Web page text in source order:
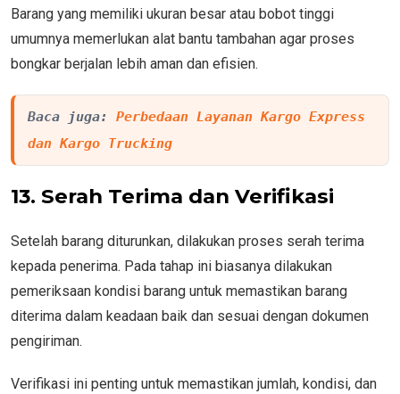
Barang yang memiliki ukuran besar atau bobot tinggi
umumnya memerlukan alat bantu tambahan agar proses
bongkar berjalan lebih aman dan efisien.
Baca juga: Perbedaan Layanan Kargo Express
dan Kargo Trucking
13. Serah Terima dan Verifikasi
Setelah barang diturunkan, dilakukan proses serah terima
kepada penerima. Pada tahap ini biasanya dilakukan
pemeriksaan kondisi barang untuk memastikan barang
diterima dalam keadaan baik dan sesuai dengan dokumen
pengiriman.
Verifikasi ini penting untuk memastikan jumlah, kondisi, dan